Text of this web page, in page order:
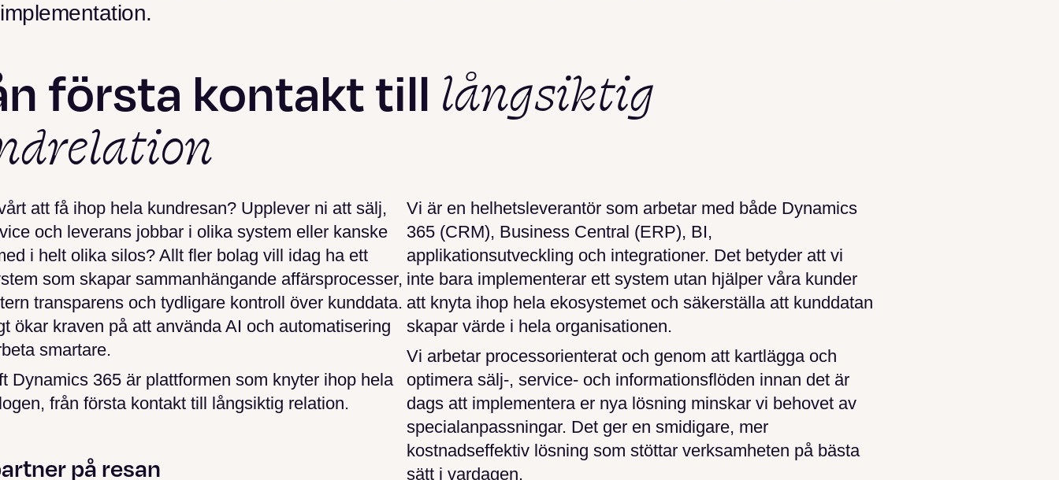
implementation.
första kontakt till långsiktig
att få ihop hela kundresan? Upplever ni att sälj,
och leverans jobbar i olika system eller kanske
i helt olika silos? Allt fler bolag vill idag ha ett
som skapar sammanhängande affärsprocesser,
transparens och tydligare kontroll över kunddata.
ökar kraven på att använda AI och automatisering
smartare.
Dynamics 365 är plattformen som knyter ihop hela
från första kontakt till långsiktig relation.
på resan
Vi är en helhetsleverantör som arbetar med både Dynamics
365 (CRM), Business Central (ERP), BI,
applikationsutveckling och integrationer. Det betyder att vi
inte bara implementerar ett system utan hjälper våra kunder
att knyta ihop hela ekosystemet och säkerställa att kunddatan
skapar värde i hela organisationen.
Vi arbetar processorienterat och genom att kartlägga och
optimera sälj-, service- och informationsflöden innan det är
dags att implementera er nya lösning minskar vi behovet av
specialanpassningar. Det ger en smidigare, mer
kostnadseffektiv lösning som stöttar verksamheten på bästa
sätt i vardagen.